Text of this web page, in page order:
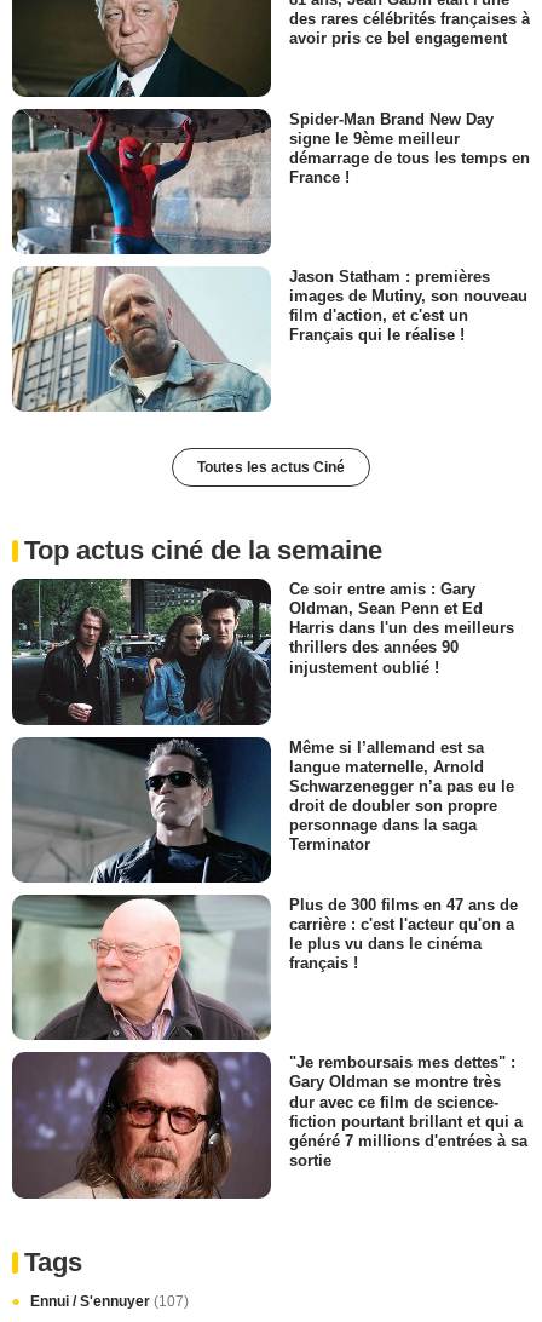
des rares célébrités françaises à
avoir pris ce bel engagement
Spider-Man Brand New Day
signe le 9ème meilleur
démarrage de tous les temps en
France !
Jason Statham : premières
images de Mutiny, son nouveau
film d'action, et c'est un
Français qui le réalise !
Toutes les actus Ciné
Top actus ciné de la semaine
Ce soir entre amis : Gary
Oldman, Sean Penn et Ed
Harris dans l'un des meilleurs
thrillers des années 90
injustement oublié !
Même si l’allemand est sa
langue maternelle, Arnold
Schwarzenegger n’a pas eu le
droit de doubler son propre
personnage dans la saga
Terminator
Plus de 300 films en 47 ans de
carrière : c'est l'acteur qu'on a
le plus vu dans le cinéma
français !
"Je remboursais mes dettes" :
Gary Oldman se montre très
dur avec ce film de science-
fiction pourtant brillant et qui a
généré 7 millions d'entrées à sa
sortie
Tags
Ennui / S'ennuyer (107)